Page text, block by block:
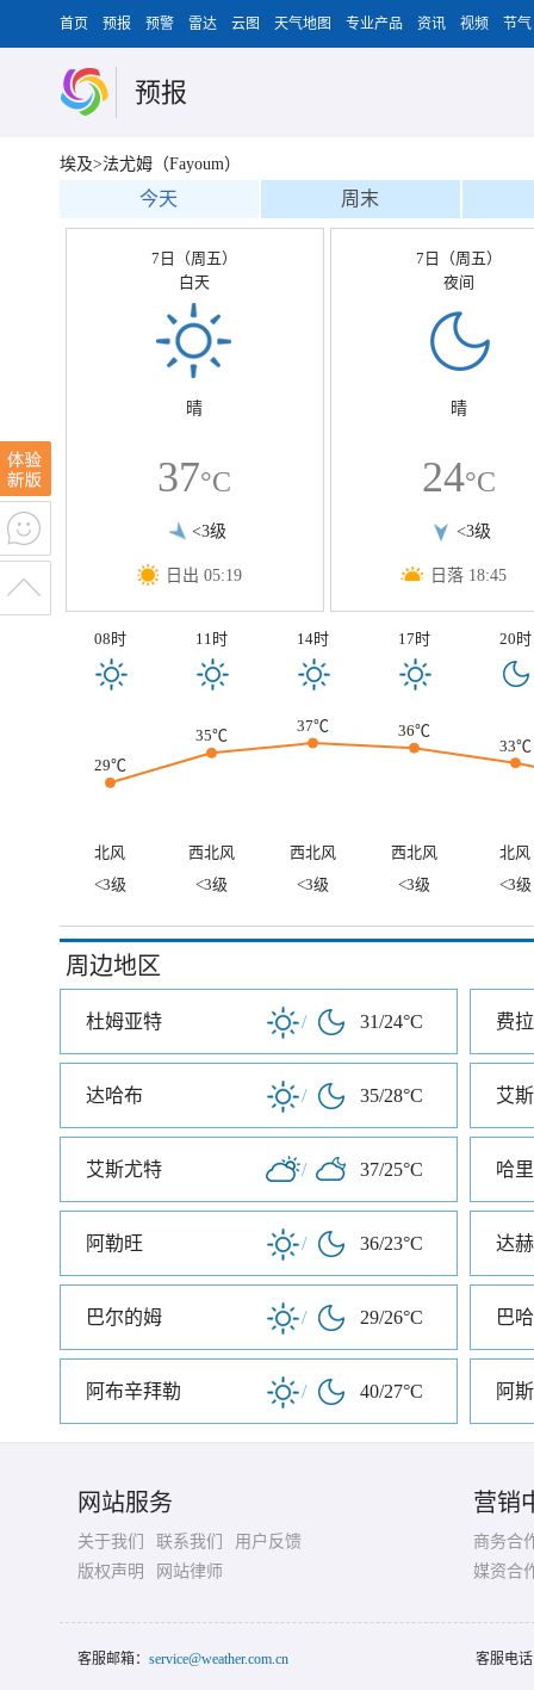
首页 预报 预警 雷达 云图 天气地图 专业产品 资讯 视频 节气
预报
埃及>法尤姆（Fayoum）
今天 周末
7日（周五）
白天
晴
37°C
<3级
日出 05:19
7日（周五）
夜间
晴
24°C
<3级
日落 18:45
08时 11时 14时 17时 20时
29℃
35℃
37℃
36℃
33℃
北风 西北风 西北风 西北风
北风
<3级
<3级 <3级 <3级 <3级
周边地区
杜姆亚特 / 31/24°C 费
达哈布 / 35/28°C 艾
艾斯尤特 / 37/25°C
阿勒旺 / 36/23°C 达
巴尔的姆 / 29/26°C 巴
阿布辛拜勒 / 40/27°C 阿
网站服务
关于我们 联系我们
用户反馈
版权声明
网站律师
营销
商务合
媒资合
客服邮箱： service@weather.com.cn 客服电